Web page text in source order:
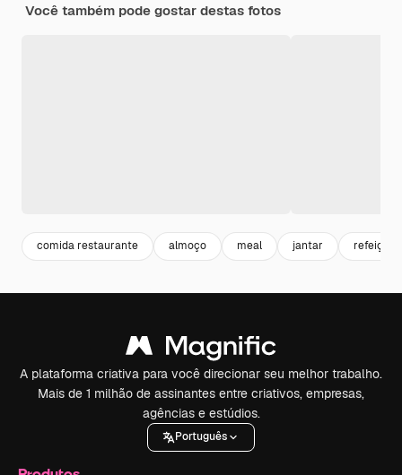
Você também pode gostar destas fotos
comida restaurante almoço meal jantar refeição
A plataforma criativa para você direcionar seu melhor trabalho.
Mais de 1 milhão de assinantes entre criativos, empresas,
agências e estúdios.
Português